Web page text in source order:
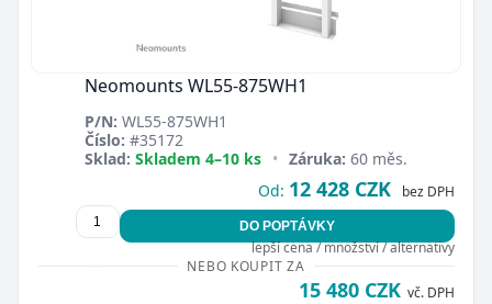
Neomounts WL55-875WH1
P/N: WL55-875WH1
Číslo: #35172
Sklad: Skladem 4–10 ks • Záruka: 60 měs.
Od: 12 428 CZK bez DPH
DO POPTÁVKY
lepší cena / množství / alternativy
NEBO KOUPIT ZA
15 480 CZK vč. DPH